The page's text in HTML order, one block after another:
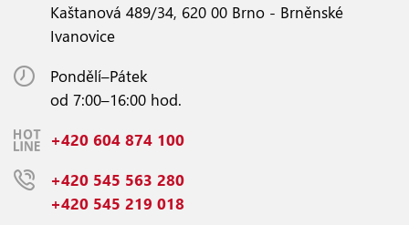
Kaštanová 489/34, 620 00 Brno - Brněnské
Ivanovice
Pondělí–Pátek
od 7:00–16:00 hod.
+420 604 874 100
+420 545 563 280
+420 545 219 018